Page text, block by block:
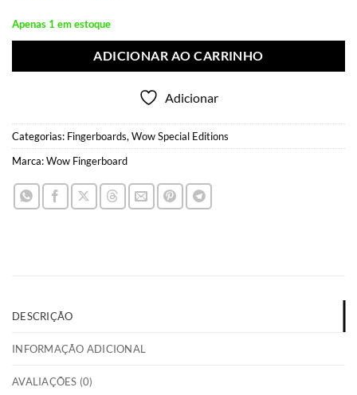
Apenas 1 em estoque
ADICIONAR AO CARRINHO
Adicionar
Categorias: Fingerboards,Wow Special Editions
Marca:Wow Fingerboard
DESCRIÇÃO
INFORMAÇÃO ADICIONAL
AVALIAÇÕES (0)